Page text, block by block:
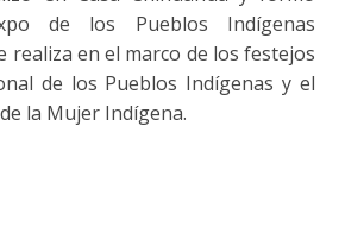
de los Pueblos Indígenas
realiza en el marco de los festejos
de los Pueblos Indígenas y el
la Mujer Indígena.